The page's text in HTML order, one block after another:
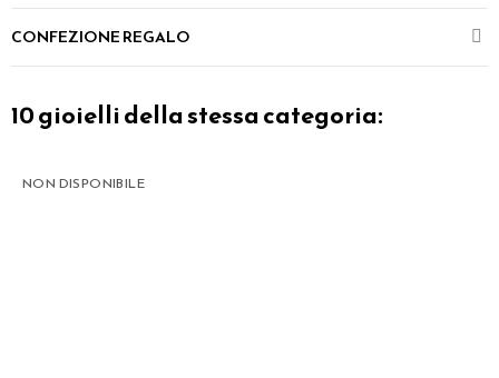
CONFEZIONE REGALO
10 gioielli della stessa categoria:
NON DISPONIBILE